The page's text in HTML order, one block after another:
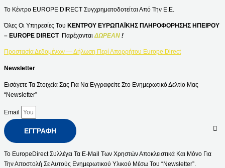
Το Κέντρο EUROPE DIRECT Συγχρηματοδοτείται Από Την Ε.Ε.
Όλες Οι Υπηρεσίες Του ΚΕΝΤΡΟΥ ΕΥΡΩΠΑΪΚΗΣ ΠΛΗΡΟΦΟΡΗΣΗΣ ΗΠΕΙΡΟΥ
– EUROPE DIRECT Παρέχονται ΔΩΡΕΑΝ !
Προστασία Δεδομένων — Δήλωση Περί Απορρήτου Europe Direct
Newsletter
Εισάγετε Τα Στοιχεία Σας Για Να Εγγραφείτε Στο Ενημερωτικό Δελτίο Μας
“Newsletter”
Email
ΕΓΓΡΑΦΉ
Το EuropeDirect Συλλέγει Τα E-Mail Των Χρηστών Αποκλειστικά Και Μόνο Για
Την Αποστολή Σε Αυτούς Ενημερωτικού Υλικού Μέσω Του “Newsletter”.